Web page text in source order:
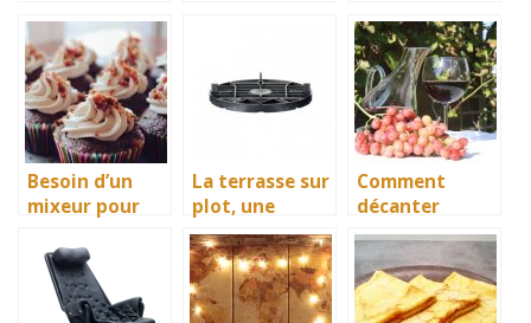
s, plus
sophistiqués
que jamais!
recul filaire ou
sans fil?
Besoin d’un
mixeur pour
pâtissièries?
La terrasse sur
plot, une
nouvelle forme
de terrasse
esthétique et à
moindre coût
Comment
décanter
facilement le
vin?